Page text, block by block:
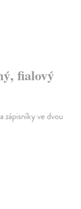
fialový
zápisníky ve dvou